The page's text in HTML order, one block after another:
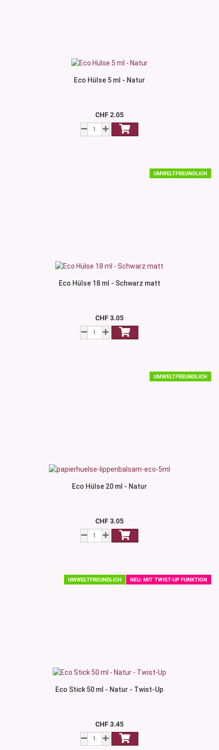
Eco Hülse 5 ml - Natur
CHF 2.05
UMWELTFREUNDLICH
Eco Hülse 18 ml - Schwarz matt
CHF 3.05
UMWELTFREUNDLICH
Eco Hülse 20 ml - Natur
CHF 3.05
UMWELTFREUNDLICH NEU: MIT TWIST-UP FUNKTION
Eco Stick 50 ml - Natur - Twist-Up
CHF 3.45